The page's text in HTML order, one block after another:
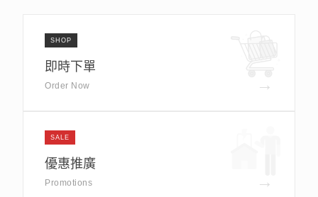
SHOP
即時下單
Order Now →
SALE
優惠推廣
Promotions →